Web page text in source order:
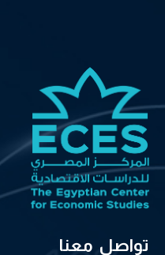
تواصل معنا